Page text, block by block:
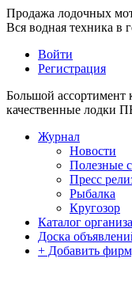
Продажа лодочных
Вся водная техника в
Войти
Регистрация
Большой
качественные лодки
Журнал
Новости
Полезные
Пресс
Рыбалка
Кругозор
Каталог
Доска
+ Добавить